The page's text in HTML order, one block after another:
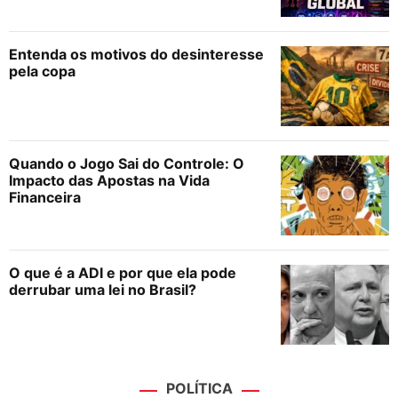
Entenda os motivos do desinteresse
pela copa
Quando o Jogo Sai do Controle: O
Impacto das Apostas na Vida
Financeira
O que é a ADI e por que ela pode
derrubar uma lei no Brasil?
POLÍTICA